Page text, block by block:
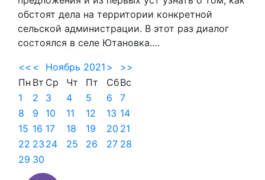
обстоят дела на территории конкретной
сельской администрации. В этот раз диалог
состоялся в селе Ютановка.…
<< < Ноябрь 2021 >
>>
Пн Вт Ср Чт Пт СбВс
1
2 3 4 5 6
7
8
9 10 11 12 13 14
15 16 17 18 19 20 21
22 23 24 25 26 27 28
29 30